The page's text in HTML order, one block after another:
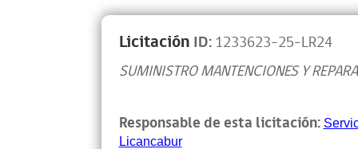
Licitación ID:1233623-25-LR24
SUMINISTRO MANTENCIONES Y
Responsable de esta licitación:
Licancabur